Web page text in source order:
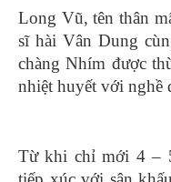
Long Vũ, tên thân
sĩ hài Vân Dung
chàng Nhím được
nhiệt huyết với nghề
Từ khi chỉ mới 4 –